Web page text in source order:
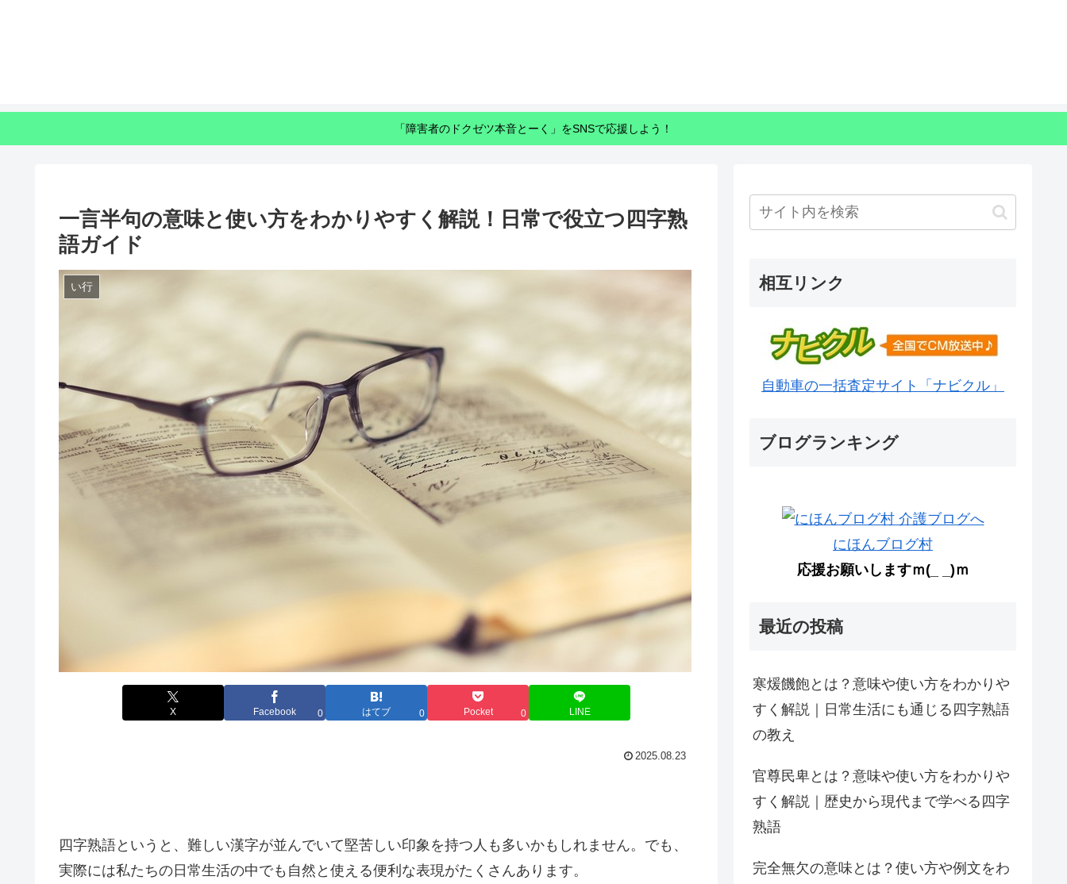
「障害者のドクゼツ本音とーく」をSNSで応援しよう！
一言半句の意味と使い方をわかりやすく解説！日常で役立つ四字熟
語ガイド
い行
X Facebook 0 はてブ 0 Pocket 0 LINE
2025.08.23
四字熟語というと、難しい漢字が並んでいて堅苦しい印象を持つ人も多いかもしれません。でも、
実際には私たちの日常生活の中でも自然と使える便利な表現がたくさんあります。
相互リンク
自動車の一括査定サイト「ナビクル」
ブログランキング
にほんブログ村
応援お願いしますｍ(_ _)ｍ
最近の投稿
寒煖饑飽とは？意味や使い方をわかりや
すく解説｜日常生活にも通じる四字熟語
の教え
官尊民卑とは？意味や使い方をわかりや
すく解説｜歴史から現代まで学べる四字
熟語
完全無欠の意味とは？使い方や例文をわ